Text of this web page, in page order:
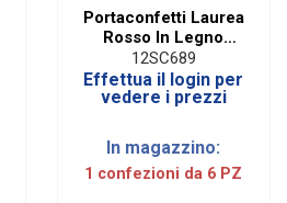
Portaconfetti Laurea
Rosso In Legno
Tocco e Alloro | H 7
CM (6 PZ)
12SC689
Effettua il login per
vedere i prezzi
In magazzino:
1 confezioni da 6 PZ